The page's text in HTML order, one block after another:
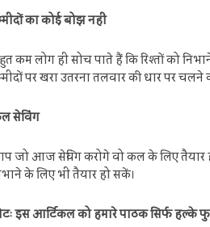
का कोई बोझ नहीं
कम लोग ही सोच पाते हैं कि रिश्तों को
पर खरा उतरना तलवार की धार पर चलने
सेविंग
जो आज सेविंग करोगे वो कल के लिए तैयार
के लिए भी तैयार हो सकें।
इस आर्टिकल को हमारे पाठक सिर्फ